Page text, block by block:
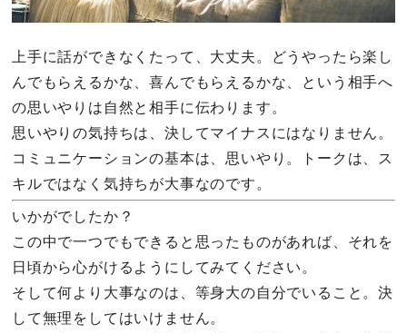
上手に話ができなくたって、大丈夫。どうやったら楽し
んでもらえるかな、喜んでもらえるかな、という相手へ
の思いやりは自然と相手に伝わります。
思いやりの気持ちは、決してマイナスにはなりません。
コミュニケーションの基本は、思いやり。トークは、ス
キルではなく気持ちが大事なのです。
いかがでしたか？
この中で一つでもできると思ったものがあれば、それを
日頃から心がけるようにしてみてください。
そして何より大事なのは、等身大の自分でいること。決
して無理をしてはいけません。